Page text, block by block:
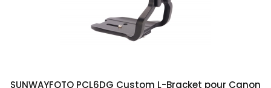
SUNWAYFOTO PCL6DG Custom L-Bracket pour Canon